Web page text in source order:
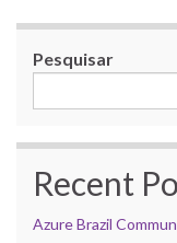
Pesquisar
Recent
Azure Brazil